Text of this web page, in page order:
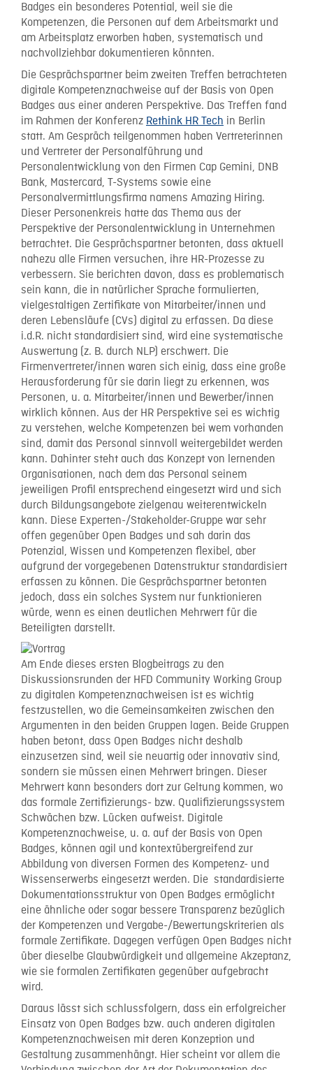
Badges ein besonderes Potential, weil sie die
Kompetenzen, die Personen auf dem Arbeitsmarkt und
am Arbeitsplatz erworben haben, systematisch und
nachvollziehbar dokumentieren könnten.
Die Gesprächspartner beim zweiten Treffen betrachteten
digitale Kompetenznachweise auf der Basis von Open
Badges aus einer anderen Perspektive. Das Treffen fand
im Rahmen der Konferenz Rethink HR Tech in Berlin
statt. Am Gespräch teilgenommen haben Vertreterinnen
und Vertreter der Personalführung und
Personalentwicklung von den Firmen Cap Gemini, DNB
Bank, Mastercard, T-Systems sowie eine
Personalvermittlungsfirma namens Amazing Hiring.
Dieser Personenkreis hatte das Thema aus der
Perspektive der Personalentwicklung in Unternehmen
betrachtet. Die Gesprächspartner betonten, dass aktuell
nahezu alle Firmen versuchen, ihre HR-Prozesse zu
verbessern. Sie berichten davon, dass es problematisch
sein kann, die in natürlicher Sprache formulierten,
vielgestaltigen Zertifikate von Mitarbeiter/innen und
deren Lebensläufe (CVs) digital zu erfassen. Da diese
i.d.R. nicht standardisiert sind, wird eine systematische
Auswertung (z. B. durch NLP) erschwert. Die
Firmenvertreter/innen waren sich einig, dass eine große
Herausforderung für sie darin liegt zu erkennen, was
Personen, u. a. Mitarbeiter/innen und Bewerber/innen
wirklich können. Aus der HR Perspektive sei es wichtig
zu verstehen, welche Kompetenzen bei wem vorhanden
sind, damit das Personal sinnvoll weitergebildet werden
kann. Dahinter steht auch das Konzept von lernenden
Organisationen, nach dem das Personal seinem
jeweiligen Profil entsprechend eingesetzt wird und sich
durch Bildungsangebote zielgenau weiterentwickeln
kann. Diese Experten-/Stakeholder-Gruppe war sehr
offen gegenüber Open Badges und sah darin das
Potenzial, Wissen und Kompetenzen flexibel, aber
aufgrund der vorgegebenen Datenstruktur standardisiert
erfassen zu können. Die Gesprächspartner betonten
jedoch, dass ein solches System nur funktionieren
würde, wenn es einen deutlichen Mehrwert für die
Beteiligten darstellt.
Am Ende dieses ersten Blogbeitrags zu den
Diskussionsrunden der HFD Community Working Group
zu digitalen Kompetenznachweisen ist es wichtig
festzustellen, wo die Gemeinsamkeiten zwischen den
Argumenten in den beiden Gruppen lagen. Beide Gruppen
haben betont, dass Open Badges nicht deshalb
einzusetzen sind, weil sie neuartig oder innovativ sind,
sondern sie müssen einen Mehrwert bringen. Dieser
Mehrwert kann besonders dort zur Geltung kommen, wo
das formale Zertifizierungs- bzw. Qualifizierungssystem
Schwächen bzw. Lücken aufweist. Digitale
Kompetenznachweise, u. a. auf der Basis von Open
Badges, können agil und kontextübergreifend zur
Abbildung von diversen Formen des Kompetenz- und
Wissenserwerbs eingesetzt werden. Die standardisierte
Dokumentationsstruktur von Open Badges ermöglicht
eine ähnliche oder sogar bessere Transparenz bezüglich
der Kompetenzen und Vergabe-/Bewertungskriterien als
formale Zertifikate. Dagegen verfügen Open Badges nicht
über dieselbe Glaubwürdigkeit und allgemeine Akzeptanz,
wie sie formalen Zertifikaten gegenüber aufgebracht
wird.
Daraus lässt sich schlussfolgern, dass ein erfolgreicher
Einsatz von Open Badges bzw. auch anderen digitalen
Kompetenznachweisen mit deren Konzeption und
Gestaltung zusammenhängt. Hier scheint vor allem die